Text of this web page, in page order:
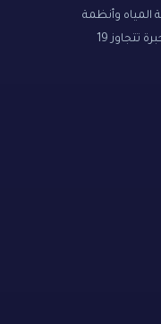
وأنظمة
التناضح العكسي وأجهزة إزالة عسر الماء، بخبرة تتجاوز 19